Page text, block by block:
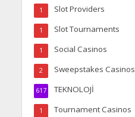
Slot Providers
1
Slot Tournaments
1
Social Casinos
1
Sweepstakes Casinos
2
TEKNOLOJİ
617
Tournament Casinos
1